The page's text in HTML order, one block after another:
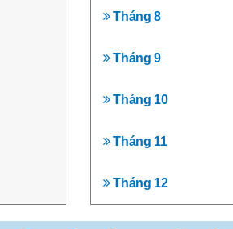
Tháng 8
Tháng 9
Tháng 10
Tháng 11
Tháng 12